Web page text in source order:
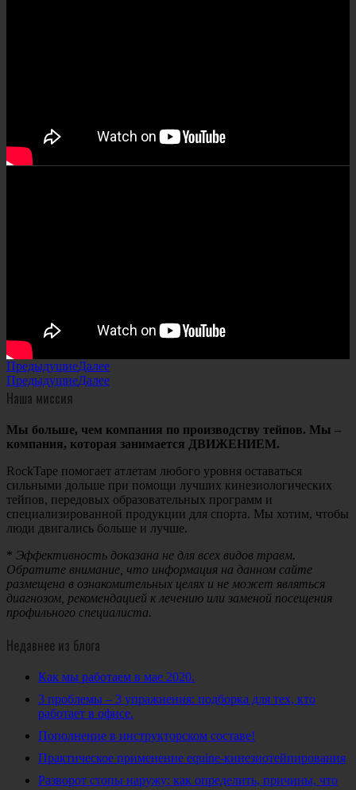
ПредыдущиеДалее
ПредыдущиеДалее
Наша миссия
Мы больше, чем компания по производству тейпов. Мы –
компания, которая занимается ДВИЖЕНИЕМ.
RockTape помогает атлетам любого уровня оставаться
сильными дольше при помощи лучших кинезиологических
тейпов, передовых образовательных программ и
специализированной продукции для спорта. Мы хотим, чтобы
люди двигались больше и лучше.
* Эффективность доказана не для всех видов травм.
Обратите внимание, что информация на данном сайте
размещена в ознакомительных целях и не может являться
диагнозом, рекомендацией к лечению или заменой посещения
профильного специалиста.
Недавнее из блога
Как мы работаем в мае 2020.
3 проблемы – 3 упражнения: подборка для тех, кто
работает в офисе.
Пополнение в инструкторском составе!
Практическое применение equine-кинезиотейпирования
Разворот стопы наружу: как определить, причины, что